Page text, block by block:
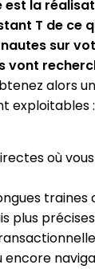
est la
T de ce
sur
vont
alors
exploitables :
où
traines
plus précises
encore